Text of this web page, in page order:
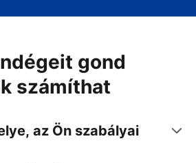
gond
számíthat
az Ön szabályai